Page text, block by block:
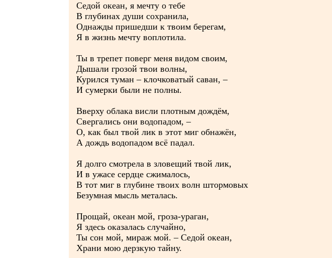
Седой океан, я мечту о тебе
В глубинах души сохранила,
Однажды пришедши к твоим берегам,
Я в жизнь мечту воплотила.
Ты в трепет поверг меня видом своим,
Дышали грозой твои волны,
Курился туман – клочковатый саван, –
И сумерки были не полны.
Вверху облака висли плотным дождём,
Свергались они водопадом, –
О, как был твой лик в этот миг обнажён,
А дождь водопадом всё падал.
Я долго смотрела в зловещий твой лик,
И в ужасе сердце сжималось,
В тот миг в глубине твоих волн штормовых
Безумная мысль металась.
Прощай, океан мой, гроза-ураган,
Я здесь оказалась случайно,
Ты сон мой, мираж мой. – Седой океан,
Храни мою дерзкую тайну.